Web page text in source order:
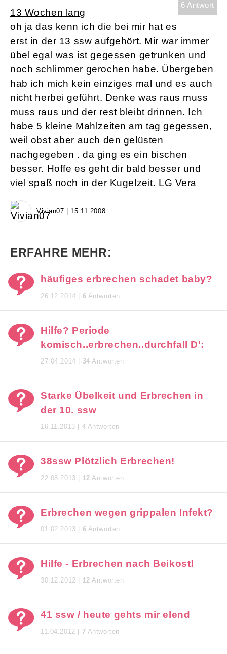
6 Antwort
13 Wochen lang
oh ja das kenn ich die bei mir hat es
erst in der 13 ssw aufgehört. Mir war immer
übel egal was ist gegessen getrunken und
noch schlimmer gerochen habe. Übergeben
hab ich mich kein einziges mal und es auch
nicht herbei geführt. Denke was raus muss
muss raus und der rest bleibt drinnen. Ich
habe 5 kleine Mahlzeiten am tag gegessen,
weil obst aber auch den gelüsten
nachgegeben . da ging es ein bischen
besser. Hoffe es geht dir bald besser und
viel spaß noch in der Kugelzeit. LG Vera
Vivian07 | 15.11.2008
ERFAHRE MEHR:
häufiges erbrechen schadet baby?
26.12.2014 | 6 Antworten
Hilfe? Periode
komisch..erbrechen..durchfall D':
27.04.2014 | 34 Antworten
Starke Übelkeit und Erbrechen in
der 10. ssw
16.11.2013 | 4 Antworten
38ssw Plötzlich Erbrechen!
22.08.2013 | 12 Antworten
Erbrechen wegen grippalen Infekt?
01.02.2013 | 6 Antworten
Hilfe - Erbrechen nach Beikost!
30.12.2012 | 12 Antworten
41 ssw / heute gehts mir elend
11.04.2012 | 7 Antworten